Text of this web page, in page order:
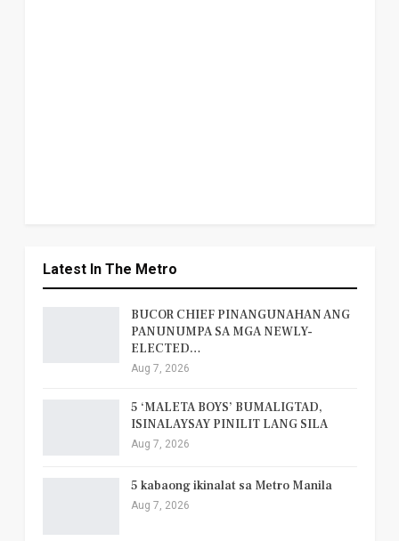
Latest In The Metro
BUCOR CHIEF PINANGUNAHAN ANG
PANUNUMPA SA MGA NEWLY-
ELECTED…
Aug 7, 2026
5 ‘MALETA BOYS’ BUMALIGTAD,
ISINALAYSAY PINILIT LANG SILA
Aug 7, 2026
5 kabaong ikinalat sa Metro Manila
Aug 7, 2026